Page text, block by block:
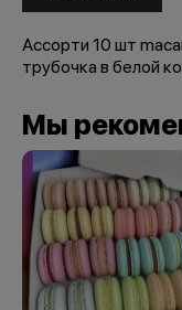
Ассорти 10 шт
трубочка в белой
Мы